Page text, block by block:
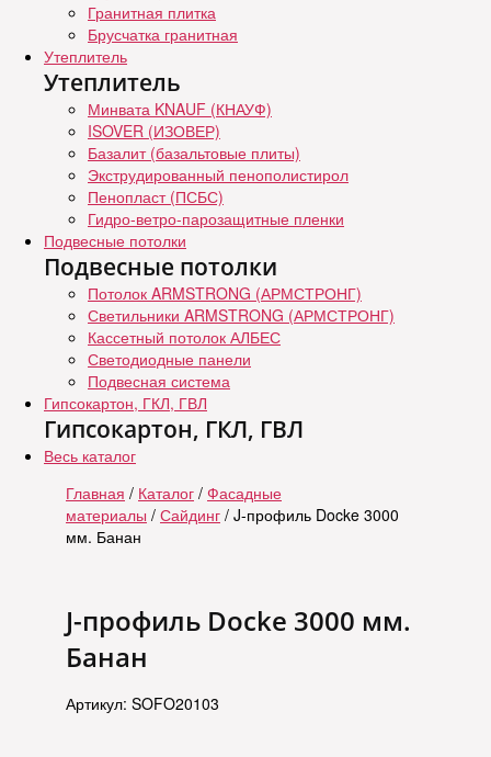
Гранитная плитка
Брусчатка гранитная
Утеплитель
Утеплитель
Минвата KNAUF (КНАУФ)
ISOVER (ИЗОВЕР)
Базалит (базальтовые плиты)
Экструдированный пенополистирол
Пенопласт (ПСБС)
Гидро-ветро-парозащитные пленки
Подвесные потолки
Подвесные потолки
Потолок ARMSTRONG (АРМСТРОНГ)
Светильники ARMSTRONG (АРМСТРОНГ)
Кассетный потолок АЛБЕС
Светодиодные панели
Подвесная система
Гипсокартон, ГКЛ, ГВЛ
Гипсокартон, ГКЛ, ГВЛ
Весь каталог
Главная / Каталог / Фасадные
материалы / Сайдинг / J-профиль Docke 3000
мм. Банан
J-профиль Docke 3000 мм.
Банан
Артикул: SOFO20103